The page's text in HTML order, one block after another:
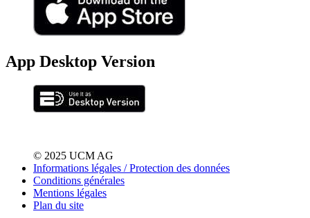
App Desktop Version
© 2025 UCM AG
Informations légales / Protection des données
Conditions générales
Mentions légales
Plan du site